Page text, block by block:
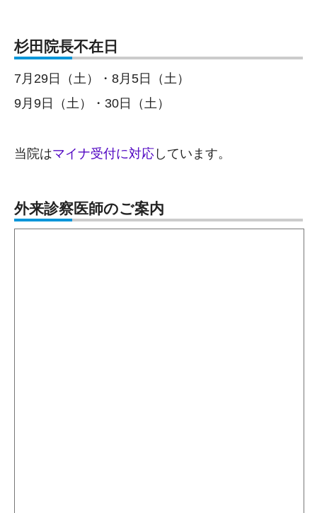
杉田院長不在日
7月29日（土）・8月5日（土）
9月9日（土）・30日（土）
当院はマイナ受付に対応 しています。
外来診察医師のご案内